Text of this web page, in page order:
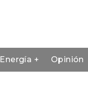
Energía + Opinión